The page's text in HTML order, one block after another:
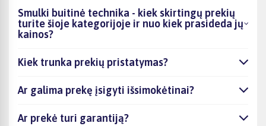
Smulki buitinė technika - kiek skirtingų prekių
turite šioje kategorijoje ir nuo kiek prasideda jų
kainos?
Kiek trunka prekių pristatymas?
Ar galima prekę įsigyti išsimokėtinai?
Ar prekė turi garantiją?